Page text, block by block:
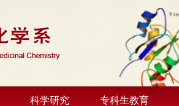
科学研究 专科生教育